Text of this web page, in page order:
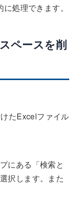
処理できます。
ペースを削
たExcelファイル
にある「検索と
択します。また